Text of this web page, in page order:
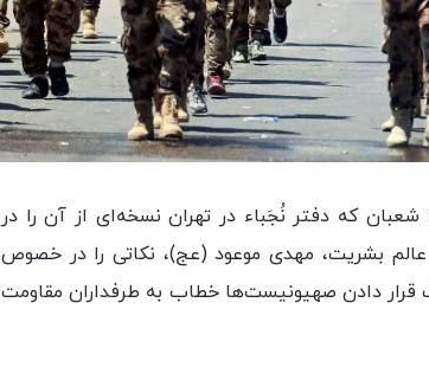
شعبان که دفتر نُجَباء در تهران نسخه‌ای از آن را در
عالم بشریت، مهدی موعود (عج)، نکاتی را در خصوص
قرار دادن صهیونیست‌ها خطاب به طرفداران مقاومت